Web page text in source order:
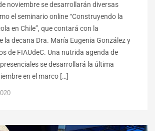
noviembre se desarrollarán diversas
el seminario online “Construyendo la
en Chile”, que contará con la
la decana Dra. María Eugenia González y
de FIAUdeC. Una nutrida agenda de
se desarrollará la última
en el marco […]